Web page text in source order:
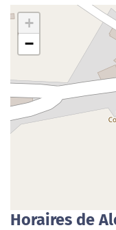
+
−
Horaires de